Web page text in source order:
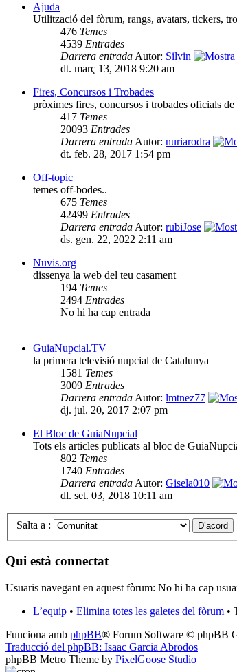
Ajuda
Utilització del fòrum, rangs, avatars, tickers,
476 Temes
4539 Entrades
Darrera entrada Autor: Silvin
dt. març 13, 2018 9:20 am
Fires, Concursos i Trobades
pròximes fires, concursos i trobades oficials
417 Temes
20093 Entrades
Darrera entrada Autor: nuriarodra
dt. feb. 28, 2017 1:54 pm
Off-topic
temes off-bodes..
675 Temes
42499 Entrades
Darrera entrada Autor: rubiJose
ds. gen. 22, 2022 2:11 am
Nuvis.org
dissenya la web del teu casament
194 Temes
2494 Entrades
No hi ha cap entrada
GuiaNupcial.TV
la primera televisió nupcial de Catalunya
1581 Temes
3009 Entrades
Darrera entrada Autor: lmtnez77
dj. jul. 20, 2017 2:07 pm
El Bloc de GuiaNupcial
Tots els articles publicats al bloc de
802 Temes
1740 Entrades
Darrera entrada Autor: Gisela010
dl. set. 03, 2018 10:11 am
Salta a :
Qui està connectat
Usuaris navegant en aquest fòrum: No hi ha cap
L’equip • Elimina totes les galetes del fòrum •
Funciona amb phpBB® Forum Software © phpBB
Traducció del phpBB: Isaac Garcia Abrodos
phpBB Metro Theme by PixelGoose Studio